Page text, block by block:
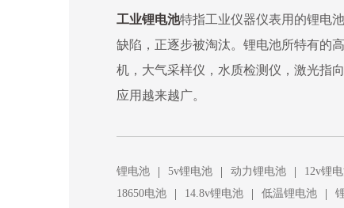
工业锂电池特指工业仪器仪表用的锂电
缺陷，正逐步被淘汰。锂电池所特有的
机，大气采样仪，水质检测仪，激光指
应用越来越广。
锂电池 | 5v锂电池 | 动力锂电池 | 12v锂
18650电池 | 14.8v锂电池 | 低温锂电池 |